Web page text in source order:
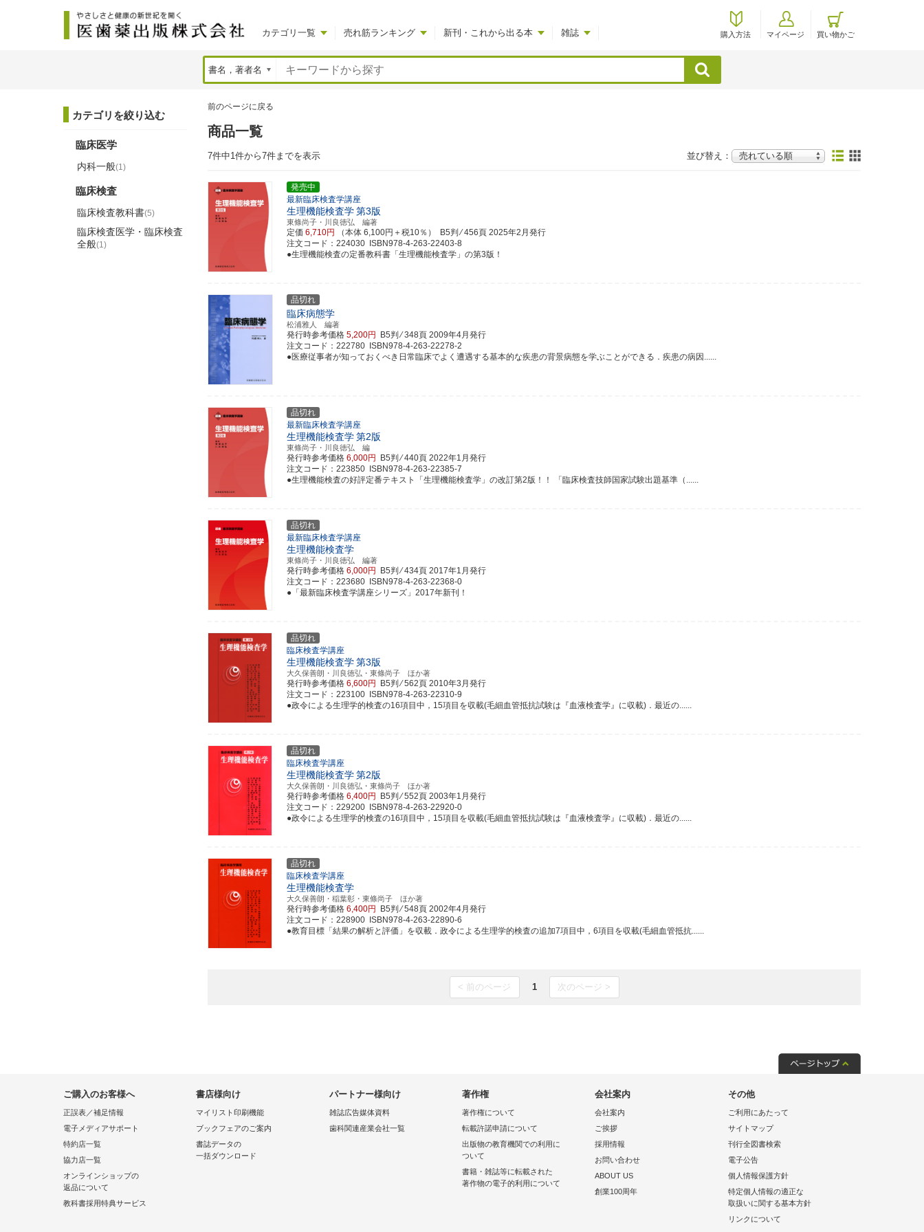
カテゴリ一覧 売れ筋ランキング 新刊・これから出る本 雑誌 購入方法 マイページ 買い物かご
検索
前のページに戻る
商品一覧
7件中1件から7件までを表示 並び替え：
発売中
最新臨床検査学講座
生理機能検査学第3版
東條尚子・川良徳弘 編著
定価 6,710円 （本体 6,100円＋税10％） B5判 ⁄ 456頁 2025年2月発行
注文コード：224030 ISBN978-4-263-22403-8
●生理機能検査の定番教科書「生理機能検査学」の第3版！
品切れ
臨床病態学
松浦雅人 編著
発行時参考価格 5,200円 B5判 ⁄ 348頁 2009年4月発行
注文コード：222780 ISBN978-4-263-22278-2
●医療従事者が知っておくべき日常臨床でよく遭遇する基本的な疾患の背景病態を学ぶことができる．疾患の病因......
品切れ
最新臨床検査学講座
生理機能検査学第2版
東條尚子・川良徳弘 編
発行時参考価格 6,000円 B5判 ⁄ 440頁 2022年1月発行
注文コード：223850 ISBN978-4-263-22385-7
●生理機能検査の好評定番テキスト「生理機能検査学」の改訂第2版！！ 「臨床検査技師国家試験出題基準（......
品切れ
最新臨床検査学講座
生理機能検査学
東條尚子・川良徳弘 編著
発行時参考価格 6,000円 B5判 ⁄ 434頁 2017年1月発行
注文コード：223680 ISBN978-4-263-22368-0
●「最新臨床検査学講座シリーズ」2017年新刊！
品切れ
臨床検査学講座
生理機能検査学第3版
大久保善朗・川良徳弘・東條尚子 ほか著
発行時参考価格 6,600円 B5判 ⁄ 562頁 2010年3月発行
注文コード：223100 ISBN978-4-263-22310-9
●政令による生理学的検査の16項目中，15項目を収載(毛細血管抵抗試験は『血液検査学』に収載)．最近の......
品切れ
臨床検査学講座
生理機能検査学第2版
大久保善朗・川良徳弘・東條尚子 ほか著
発行時参考価格 6,400円 B5判 ⁄ 552頁 2003年1月発行
注文コード：229200 ISBN978-4-263-22920-0
●政令による生理学的検査の16項目中，15項目を収載(毛細血管抵抗試験は『血液検査学』に収載)．最近の......
品切れ
臨床検査学講座
生理機能検査学
大久保善朗・稲葉彰・東條尚子 ほか著
発行時参考価格 6,400円 B5判 ⁄ 548頁 2002年4月発行
注文コード：228900 ISBN978-4-263-22890-6
●教育目標「結果の解析と評価」を収載．政令による生理学的検査の追加7項目中，6項目を収載(毛細血管抵抗......
< 前のページ 1 次のページ >
カテゴリを絞り込む
臨床医学
内科一般(1)
臨床検査
臨床検査教科書(5)
臨床検査医学・臨床検査
全般(1)
ご購入のお客様へ
正誤表／補足情報
電子メディアサポート
特約店一覧
協力店一覧
オンラインショップの
返品について
教科書採用特典サービス
書店様向け
マイリスト印刷機能
ブックフェアのご案内
書誌データの
一括ダウンロード
パートナー様向け
雑誌広告媒体資料
歯科関連産業会社一覧
著作権
著作権について
転載許諾申請について
出版物の教育機関での利用に
ついて
書籍・雑誌等に転載された
著作物の電子的利用について
会社案内
会社案内
ご挨拶
採用情報
お問い合わせ
ABOUT US
創業100周年
その他
ご利用にあたって
サイトマップ
刊行全図書検索
電子公告
個人情報保護方針
特定個人情報の適正な
取扱いに関する基本方針
リンクについて